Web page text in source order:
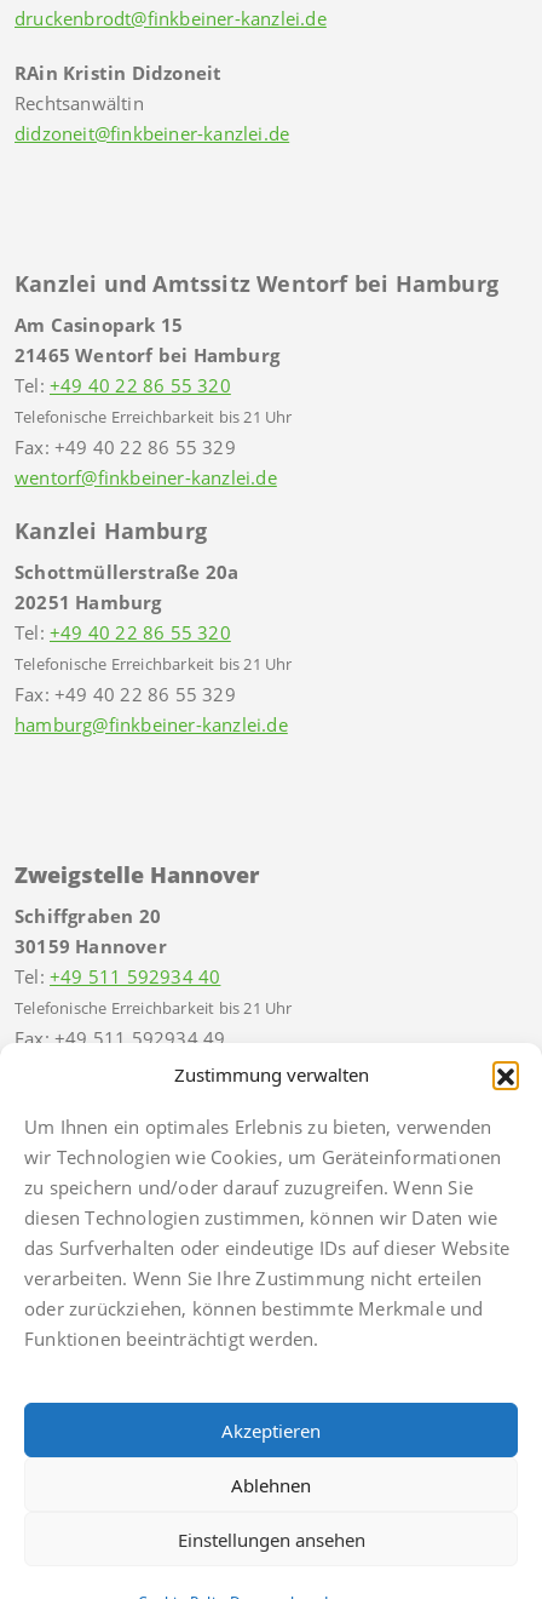
Zustimmung verwalten
Um Ihnen ein optimales Erlebnis zu bieten, verwenden
wir Technologien wie Cookies, um Geräteinformationen
zu speichern und/oder darauf zuzugreifen. Wenn Sie
diesen Technologien zustimmen, können wir Daten wie
das Surfverhalten oder eindeutige IDs auf dieser Website
verarbeiten. Wenn Sie Ihre Zustimmung nicht erteilen
oder zurückziehen, können bestimmte Merkmale und
Funktionen beeinträchtigt werden.
Akzeptieren
Ablehnen
Einstellungen ansehen
druckenbrodt@finkbeiner-kanzlei.de
RAin Kristin Didzoneit
Rechtsanwältin
didzoneit@finkbeiner-kanzlei.de
Kanzlei und Amtssitz Wentorf bei Hamburg
Am Casinopark 15
21465 Wentorf bei Hamburg
Tel: +49 40 22 86 55 320
Telefonische Erreichbarkeit bis 21 Uhr
Fax: +49 40 22 86 55 329
wentorf@finkbeiner-kanzlei.de
Kanzlei Hamburg
Schottmüllerstraße 20a
20251 Hamburg
Tel: +49 40 22 86 55 320
Telefonische Erreichbarkeit bis 21 Uhr
Fax: +49 40 22 86 55 329
hamburg@finkbeiner-kanzlei.de
Zweigstelle Hannover
Schiffgraben 20
30159 Hannover
Tel: +49 511 592934 40
Telefonische Erreichbarkeit bis 21 Uhr
Fax: +49 511 592934 49
hannover@finkbeiner-kanzlei.de
Impressum
Datenschutz
Anwaltsdinge
Facebook
Cookie Policy (EU)